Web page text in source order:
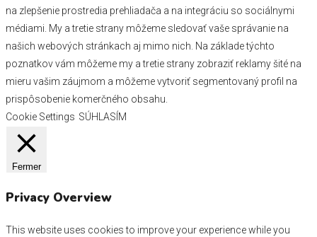
na zlepšenie prostredia prehliadača a na integráciu so sociálnymi
médiami. My a tretie strany môžeme sledovať vaše správanie na
našich webových stránkach aj mimo nich. Na základe týchto
poznatkov vám môžeme my a tretie strany zobraziť reklamy šité na
mieru vašim záujmom a môžeme vytvoriť segmentovaný profil na
prispôsobenie komerčného obsahu.
Cookie Settings SÚHLASÍM
Fermer
Privacy Overview
This website uses cookies to improve your experience while you